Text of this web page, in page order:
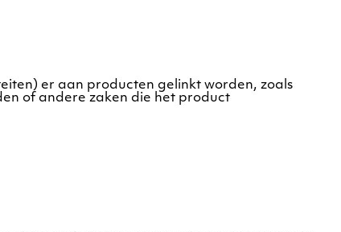
er aan producten gelinkt worden, zoals
of andere zaken die het product